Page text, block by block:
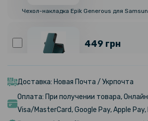
Чехол-накладка Epik Generous для
449 грн
Чехол-книжка Tayler для Samsung
239 грн
329 грн
Доставка: Новая Почта / Укрпочта
Оплата: При получении товара,
Visa/MasterCard, Google Pay, Apple